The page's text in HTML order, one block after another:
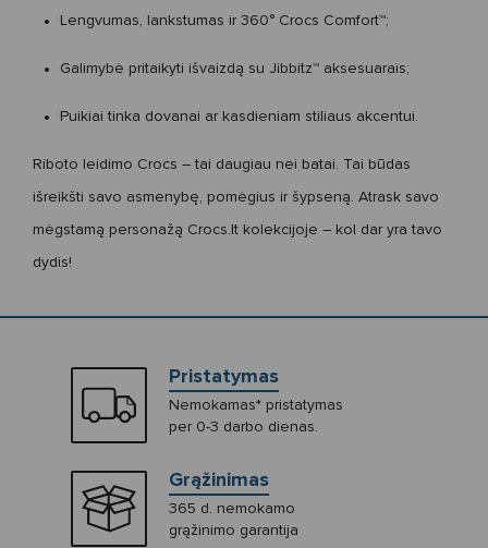
Lengvumas, lankstumas ir 360° Crocs Comfort™;
Galimybė pritaikyti išvaizdą su Jibbitz™ aksesuarais;
Puikiai tinka dovanai ar kasdieniam stiliaus akcentui.
Riboto leidimo Crocs – tai daugiau nei batai. Tai būdas
išreikšti savo asmenybę, pomėgius ir šypseną. Atrask savo
mėgstamą personažą Crocs.lt kolekcijoje – kol dar yra tavo
dydis!
Pristatymas
Nemokamas* pristatymas
per 0-3 darbo dienas.
Grąžinimas
365 d. nemokamo
grąžinimo garantija